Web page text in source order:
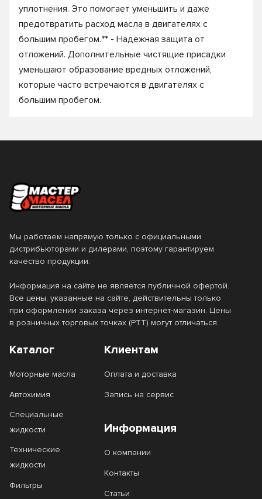
уплотнения. Это помогает уменьшить и даже
предотвратить расход масла в двигателях с
большим пробегом.** - Надежная защита от
отложений. Дополнительные чистящие присадки
уменьшают образование вредных отложений,
которые часто встречаются в двигателях с
большим пробегом.
Мы работаем напрямую только с официальными
дистрибьюторами и дилерами, поэтому гарантируем
качество продукции.
Информация на сайте не является публичной офертой.
Все цены, указанные на сайте, действительны только
при оформлении заказа через интернет-магазин. Цены
в розничных торговых точках (РТТ) могут отличаться.
Каталог
Моторные масла
Автохимия
Специальные
жидкости
Технические
жидкости
Фильтры
Клиентам
Оплата и доставка
Запись на сервис
Информация
О компании
Контакты
Статьи